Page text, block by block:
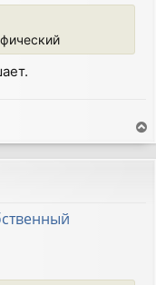
o
p